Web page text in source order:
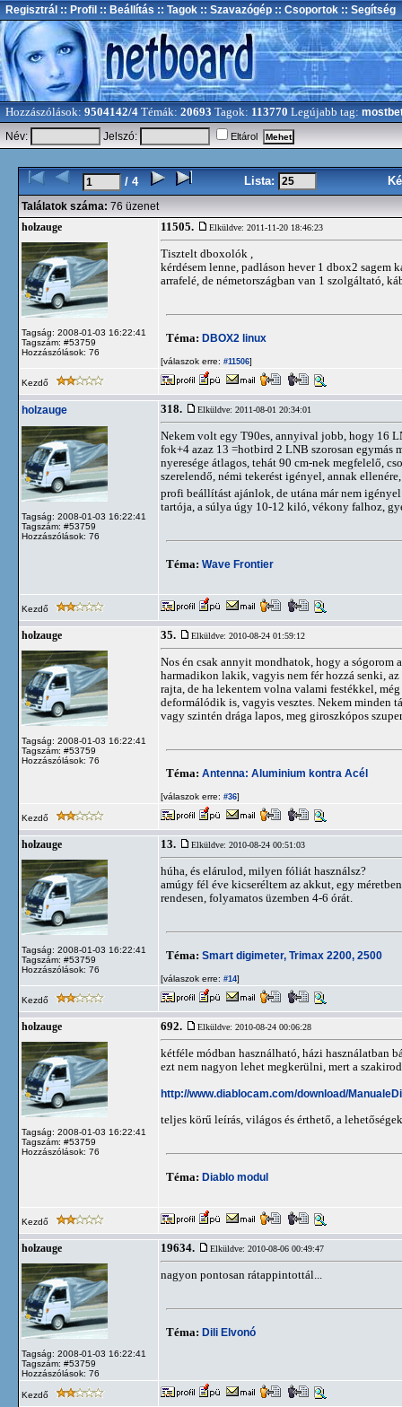
Regisztrál :: Profil :: Beállítás :: Tagok :: Szavazógép :: Csoportok :: Segítség
Hozzászólások: 9504142/4 Témák: 20693 Tagok: 113770 Legújabb tag:
Név:
Jelszó: Eltárol
/ 4 Lista:
Találatok száma: 76 üzenet
holzauge
Tagság: 2008-01-03 16:22:41
Tagszám: #53759
Hozzászólások: 76
11505. Elküldve: 2011-11-20 18:46:23
Tisztelt dboxolók ,
kérdésem lenne, padláson hever 1 dbox2
arrafelé, de németországban van 1 szolgáltató,
Téma: DBOX2 linux
[válaszok erre: #11506]
Kezdő
holzauge
Tagság: 2008-01-03 16:22:41
Tagszám: #53759
Hozzászólások: 76
318. Elküldve: 2011-08-01 20:34:01
Nekem volt egy T90es, annyival jobb, hogy 16
fok+4 azaz 13 =hotbird 2 LNB szorosan egymás
nyeresége átlagos, tehát 90 cm-nek megfelelő,
szerelendő, némi tekerést igényel, annak
profi beállítást ajánlok, de utána már nem
tartója, a súlya úgy 10-12 kiló, vékony falhoz,
Téma: Wave Frontier
Kezdő
holzauge
Tagság: 2008-01-03 16:22:41
Tagszám: #53759
Hozzászólások: 76
35. Elküldve: 2010-08-24 01:59:12
Nos én csak annyit mondhatok, hogy a sógorom
harmadikon lakik, vagyis nem fér hozzá senki,
rajta, de ha lekentem volna valami festékkel,
deformálódik is, vagyis vesztes. Nekem minden
vagy szintén drága lapos, meg giroszkópos
Téma: Antenna: Aluminium kontra Acél
[válaszok erre: #36]
Kezdő
holzauge
Tagság: 2008-01-03 16:22:41
Tagszám: #53759
Hozzászólások: 76
13. Elküldve: 2010-08-24 00:51:03
húha, és elárulod, milyen fóliát használsz?
amúgy fél éve kicseréltem az akkut, egy
rendesen, folyamatos üzemben 4-6 órát.
Téma: Smart digimeter, Trimax 2200, 2500
[válaszok erre: #14]
Kezdő
holzauge
Tagság: 2008-01-03 16:22:41
Tagszám: #53759
Hozzászólások: 76
692. Elküldve: 2010-08-24 00:06:28
kétféle módban használható, házi használatban
ezt nem nagyon lehet megkerülni, mert a
http://www.diablocam.com/download/
teljes körű leírás, világos és érthető, a
Téma: Diablo modul
Kezdő
holzauge
Tagság: 2008-01-03 16:22:41
Tagszám: #53759
Hozzászólások: 76
19634. Elküldve: 2010-08-06 00:49:47
nagyon pontosan rátappintottál...
Téma: Dili Elvonó
Kezdő